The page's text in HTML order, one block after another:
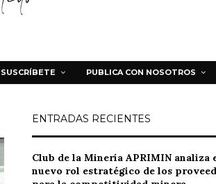
SUSCRÍBETE PUBLICA CON NOSOTROS
ENTRADAS RECIENTES
Club de la Minería APRIMIN analiza
nuevo rol estratégico de los